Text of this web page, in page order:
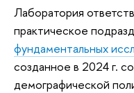
Лаборатория
практическое
фундаментальных
созданное в 2024 г.
демографической